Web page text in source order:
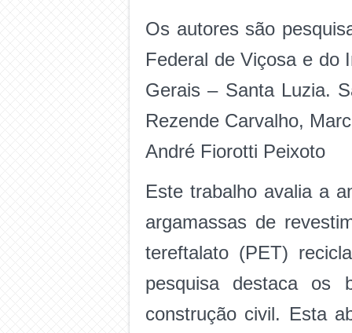
Os autores são
Federal de Viçosa e do
Gerais – Santa Luzia.
Rezende Carvalho,
André Fiorotti Peixoto
Este trabalho avalia a
argamassas de
tereftalato (PET)
pesquisa destaca os
construção civil. Esta